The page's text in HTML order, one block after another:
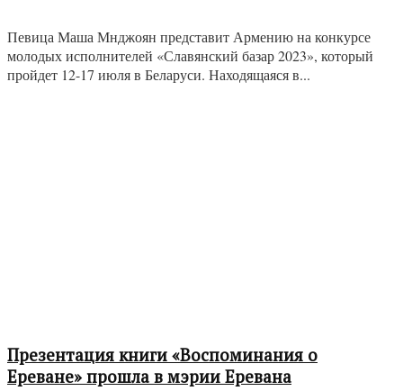
Певица Маша Мнджоян представит Армению на конкурсе
молодых исполнителей «Славянский базар 2023», который
пройдет 12-17 июля в Беларуси. Находящаяся в...
Презентация книги «Воспоминания о
Ереване» прошла в мэрии Еревана